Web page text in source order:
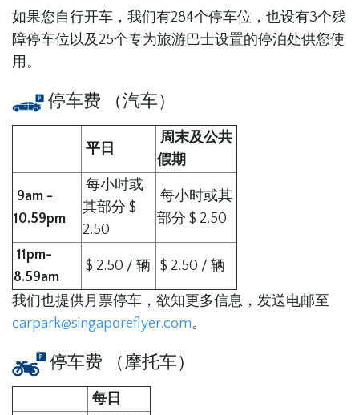
如果您自行开车，我们有284个停车位，也设有3个残
障停车位以及25个专为旅游巴士设置的停泊处供您使
用。
停车费 （汽车）
平日
周末及公共
假期
9am -
10.59pm
每小时或
其部分 $
2.50
每小时或其
部分 $ 2.50
11pm-
8.59am
$ 2.50 / 辆 $ 2.50 / 辆
我们也提供月票停车，欲知更多信息，发送电邮至
carpark@singaporeflyer.com。
停车费 （摩托车）
每日